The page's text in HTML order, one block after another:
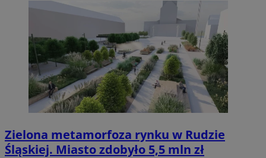
Zielona metamorfoza rynku w Rudzie
Śląskiej. Miasto zdobyło 5,5 mln zł